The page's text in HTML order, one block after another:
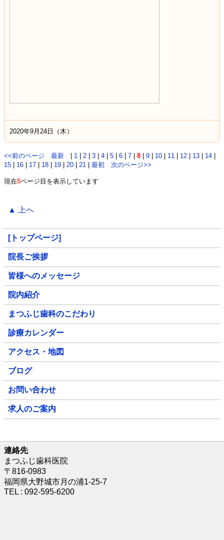
2020年9月24日（木）
<<前のページ 最新 1 2 3 4 5 6 7 8 9 10 11 12 13 14
15
16 17 18 19 20 21 最初 次のページ>>
現在8ページ目を表示しています
▲ 上へ
[トップページ]
院長ご挨拶
皆様へのメッセージ
院内紹介
まつふじ歯科のこだわり
診療カレンダー
アクセス・地図
ブログ
お問い合わせ
求人のご案内
連絡先
まつふじ歯科医院
〒816-0983
福岡県大野城市月の浦1-25-7
TEL : 092-595-6200